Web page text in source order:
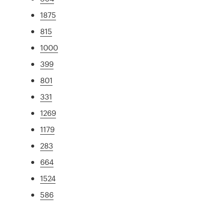
1875
815
1000
399
801
331
1269
1179
283
664
1524
586